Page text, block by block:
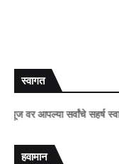
स्वागत
सर्वांचे सहर्ष स्वागत..!"
हवामान